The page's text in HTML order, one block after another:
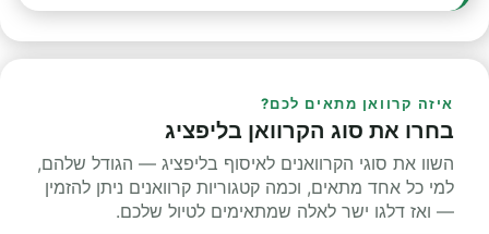
איזה קרוואן מתאים לכם?
בחרו את סוג הקרוואן בליפציג
השוו את סוגי הקרוואנים לאיסוף בליפציג — הגודל שלהם,
למי כל אחד מתאים, וכמה קטגוריות קרוואנים ניתן להזמין
— ואז דלגו ישר לאלה שמתאימים לטיול שלכם.